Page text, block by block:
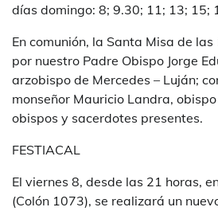
días domingo: 8; 9.30; 11; 13; 15;
En comunión, la Santa Misa de
por nuestro Padre Obispo Jorge
arzobispo de Mercedes – Luján;
monseñor Mauricio Landra,
obispos y sacerdotes presentes.
FESTIACAL
El viernes 8, desde las 21 horas,
(Colón 1073), se realizará un